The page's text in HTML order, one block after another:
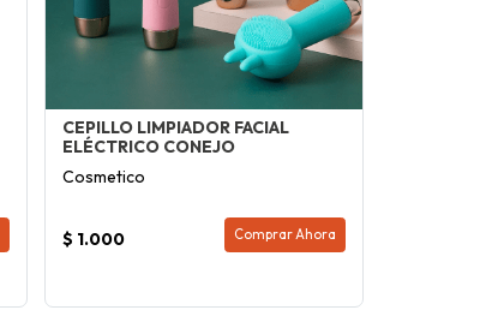
CEPILLO LIMPIADOR FACIAL
ELÉCTRICO CONEJO
Cosmetico
$ 1.000 Comprar Ahora